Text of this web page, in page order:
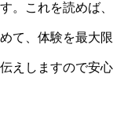
。これを読めば、
て、体験を最大限
えしますので安心